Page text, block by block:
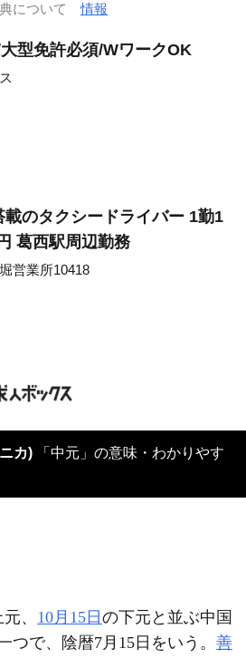
典について情報
型免許必須/WワークOK
のタクシードライバー 1勤1
葛西駅周辺勤務
営業所10418
カ)
、 10月15日 の下元と並ぶ中国
つで、陰暦7月15日をいう。 善